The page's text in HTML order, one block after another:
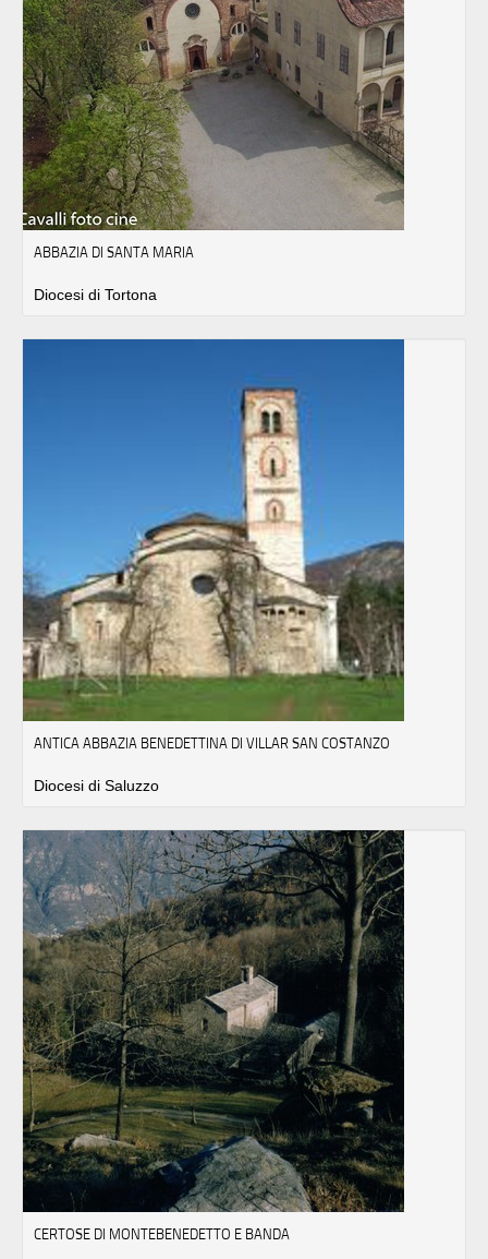
ABBAZIA DI SANTA MARIA
Diocesi di Tortona
ANTICA ABBAZIA BENEDETTINA DI VILLAR SAN COSTANZO
Diocesi di Saluzzo
CERTOSE DI MONTEBENEDETTO E BANDA